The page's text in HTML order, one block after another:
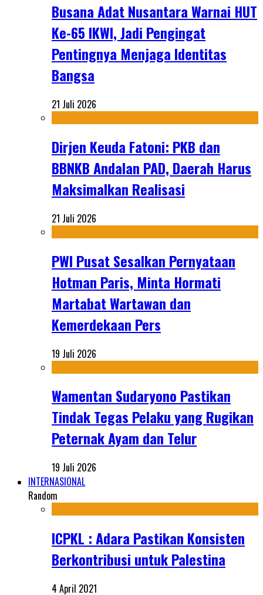
Busana Adat Nusantara Warnai HUT
Ke-65 IKWI, Jadi Pengingat
Pentingnya Menjaga Identitas
Bangsa
21 Juli 2026
Dirjen Keuda Fatoni: PKB dan
BBNKB Andalan PAD, Daerah Harus
Maksimalkan Realisasi
21 Juli 2026
PWI Pusat Sesalkan Pernyataan
Hotman Paris, Minta Hormati
Martabat Wartawan dan
Kemerdekaan Pers
19 Juli 2026
Wamentan Sudaryono Pastikan
Tindak Tegas Pelaku yang Rugikan
Peternak Ayam dan Telur
19 Juli 2026
INTERNASIONAL
Random
ICPKL : Adara Pastikan Konsisten
Berkontribusi untuk Palestina
4 April 2021